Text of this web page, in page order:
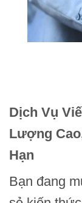
Dịch Vụ
Lượng
Hạn
Bạn đang